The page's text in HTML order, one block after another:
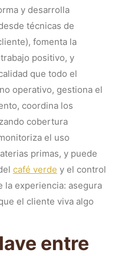
y desarrolla
técnicas de
fomenta la
positivo, y
que todo el
operativo, gestiona el
coordina los
cobertura
el uso
primas, y puede
café verde y el control
la experiencia: asegura
el cliente viva algo
entre